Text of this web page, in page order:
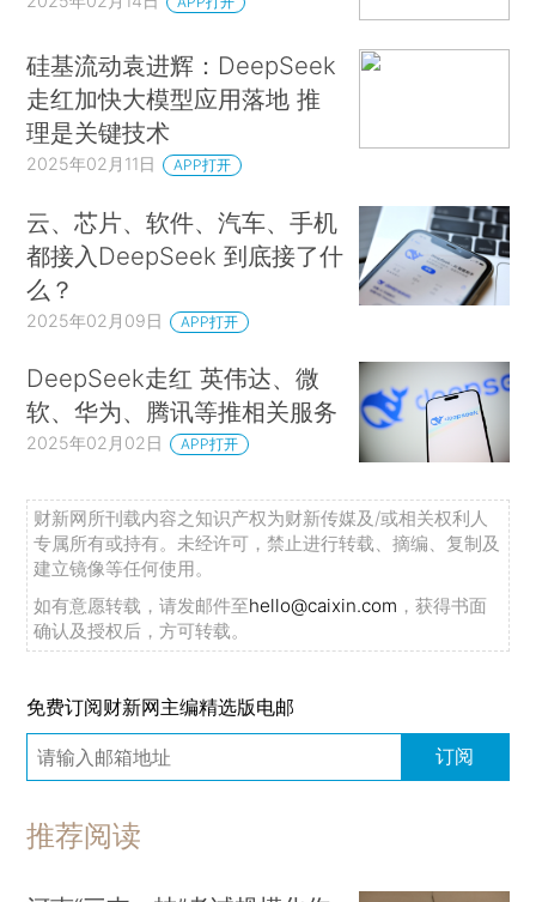
硅基流动袁进辉：DeepSeek
走红加快大模型应用落地 推
理是关键技术
2025年02月11日 APP打开
云、芯片、软件、汽车、手机
都接入DeepSeek 到底接了什
么？
2025年02月09日 APP打开
DeepSeek走红 英伟达、微
软、华为、腾讯等推相关服务
2025年02月02日 APP打开
财新网所刊载内容之知识产权为财新传媒及/或相关权利人
专属所有或持有。未经许可，禁止进行转载、摘编、复制及
建立镜像等任何使用。
如有意愿转载，请发邮件至hello@caixin.com ，获得书面
确认及授权后，方可转载。
免费订阅财新网主编精选版电邮
订阅
推荐阅读